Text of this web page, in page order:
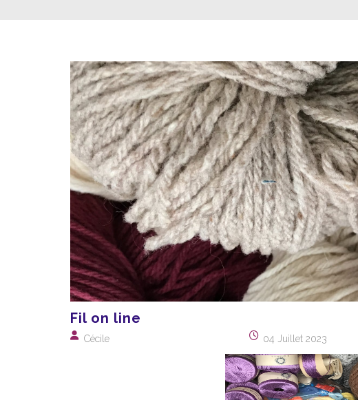
Fil on line
Cécile 04 Juillet 2023